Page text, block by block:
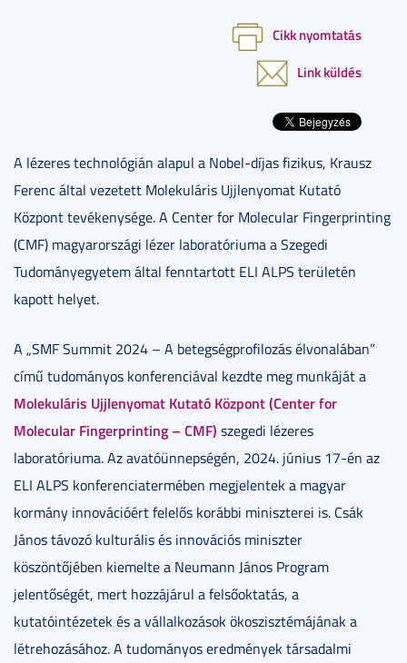
Cikk nyomtatás
Link küldés
A lézeres technológián alapul a Nobel-díjas fizikus, Krausz
Ferenc által vezetett Molekuláris Ujjlenyomat Kutató
Központ tevékenysége. A Center for Molecular Fingerprinting
(CMF) magyarországi lézer laboratóriuma a Szegedi
Tudományegyetem által fenntartott ELI ALPS területén
kapott helyet.
A „SMF Summit 2024 – A betegségprofilozás élvonalában”
című tudományos konferenciával kezdte meg munkáját a
Molekuláris Ujjlenyomat Kutató Központ (Center for
Molecular Fingerprinting – CMF) szegedi lézeres
laboratóriuma. Az avatóünnepségén, 2024. június 17-én az
ELI ALPS konferenciatermében megjelentek a magyar
kormány innovációért felelős korábbi miniszterei is. Csák
János távozó kulturális és innovációs miniszter
köszöntőjében kiemelte a Neumann János Program
jelentőségét, mert hozzájárul a felsőoktatás, a
kutatóintézetek és a vállalkozások ökoszisztémájának a
létrehozásához. A tudományos eredmények társadalmi